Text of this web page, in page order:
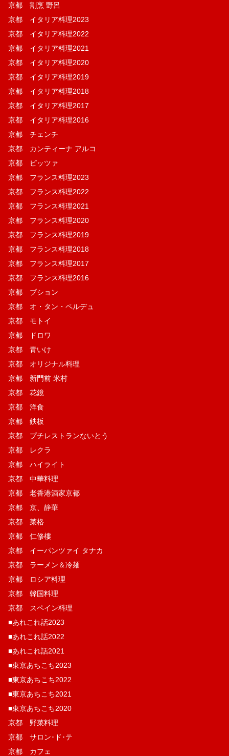
京都 割烹 野呂
京都 イタリア料理2023
京都 イタリア料理2022
京都 イタリア料理2021
京都 イタリア料理2020
京都 イタリア料理2019
京都 イタリア料理2018
京都 イタリア料理2017
京都 イタリア料理2016
京都 チェンチ
京都 カンティーナ アルコ
京都 ピッツァ
京都 フランス料理2023
京都 フランス料理2022
京都 フランス料理2021
京都 フランス料理2020
京都 フランス料理2019
京都 フランス料理2018
京都 フランス料理2017
京都 フランス料理2016
京都 ブション
京都 オ・タン・ペルデュ
京都 モトイ
京都 ドロワ
京都 青いけ
京都 オリジナル料理
京都 新門前 米村
京都 花鏡
京都 洋食
京都 鉄板
京都 プチレストランないとう
京都 レクラ
京都 ハイライト
京都 中華料理
京都 老香港酒家京都
京都 京、静華
京都 菜格
京都 仁修樓
京都 イーパンツァイ タナカ
京都 ラーメン＆冷麺
京都 ロシア料理
京都 韓国料理
京都 スペイン料理
■あれこれ話2023
■あれこれ話2022
■あれこれ話2021
■東京あちこち2023
■東京あちこち2022
■東京あちこち2021
■東京あちこち2020
京都 野菜料理
京都 サロン･ド･テ
京都 カフェ